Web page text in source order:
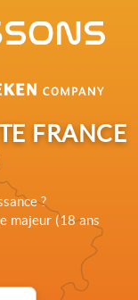
FRANCE
?
majeur (18 ans